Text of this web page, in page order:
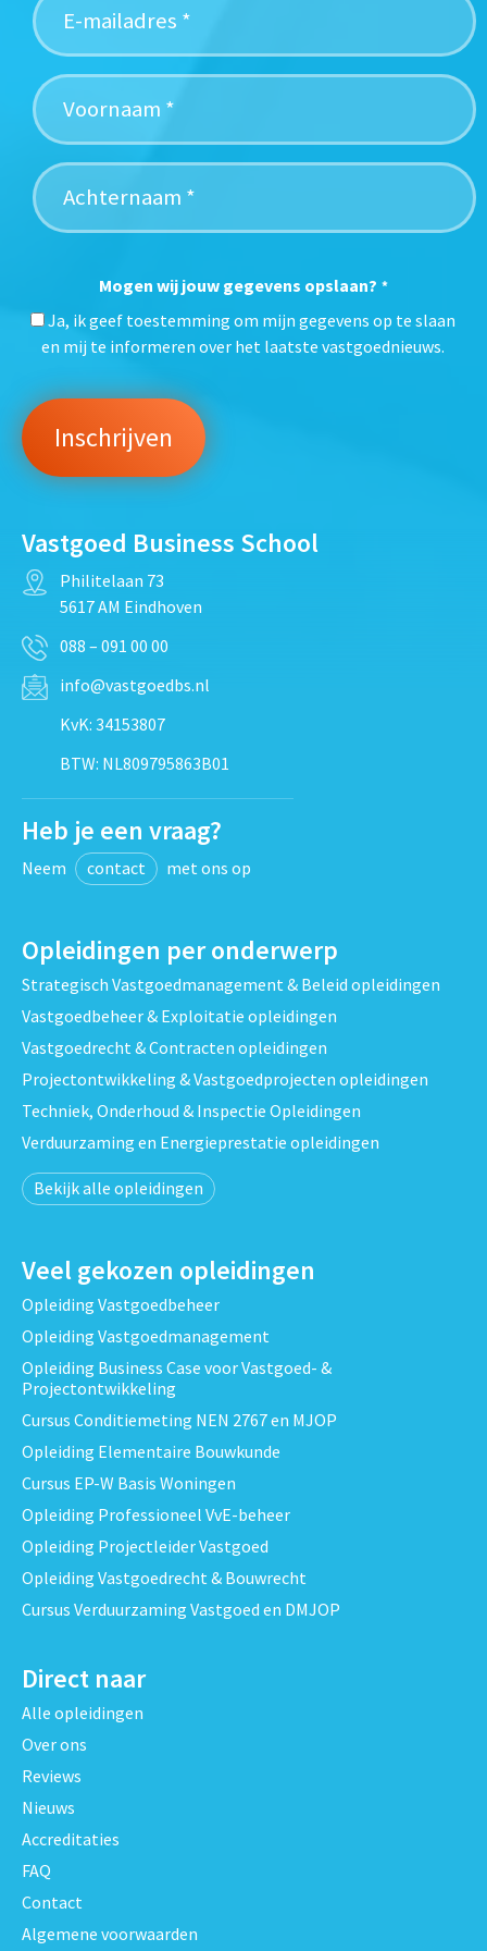
Mogen wij jouw gegevens opslaan? *
Ja, ik geef toestemming om mijn gegevens op te slaan
en mij te informeren over het laatste vastgoednieuws.
Vastgoed Business School
Philitelaan 73
5617 AM Eindhoven
088 – 091 00 00
info@vastgoedbs.nl
KvK: 34153807
BTW: NL809795863B01
Heb je een vraag?
Neem contact met ons op
Opleidingen per onderwerp
Strategisch Vastgoedmanagement & Beleid opleidingen
Vastgoedbeheer & Exploitatie opleidingen
Vastgoedrecht & Contracten opleidingen
Projectontwikkeling & Vastgoedprojecten opleidingen
Techniek, Onderhoud & Inspectie Opleidingen
Verduurzaming en Energieprestatie opleidingen
Bekijk alle opleidingen
Veel gekozen opleidingen
Opleiding Vastgoedbeheer
Opleiding Vastgoedmanagement
Opleiding Business Case voor Vastgoed- &
Projectontwikkeling
Cursus Conditiemeting NEN 2767 en MJOP
Opleiding Elementaire Bouwkunde
Cursus EP-W Basis Woningen
Opleiding Professioneel VvE-beheer
Opleiding Projectleider Vastgoed
Opleiding Vastgoedrecht & Bouwrecht
Cursus Verduurzaming Vastgoed en DMJOP
Direct naar
Alle opleidingen
Over ons
Reviews
Nieuws
Accreditaties
FAQ
Contact
Algemene voorwaarden